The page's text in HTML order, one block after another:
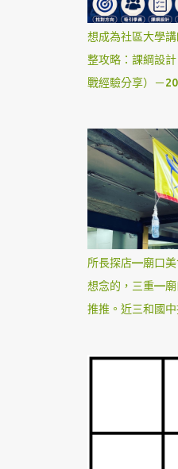
想成為社區大學
整攻略：課綱設
戰經驗分享）－
所長探店—廟口美
想念的，三重—廟
推推。近三和國